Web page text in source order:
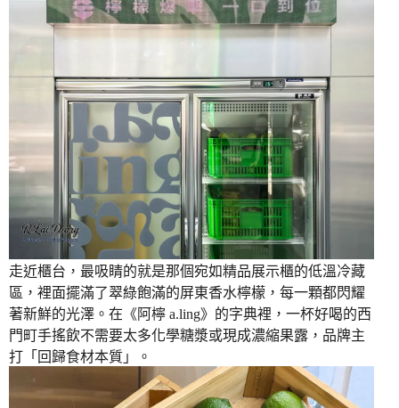
走近櫃台，最吸睛的就是那個宛如精品展示櫃的低溫冷藏
區，裡面擺滿了翠綠飽滿的屏東香水檸檬，每一顆都閃耀
著新鮮的光澤。在《阿檸 a.ling》的字典裡，一杯好喝的西
門町手搖飲不需要太多化學糖漿或現成濃縮果露，品牌主
打「回歸食材本質」。